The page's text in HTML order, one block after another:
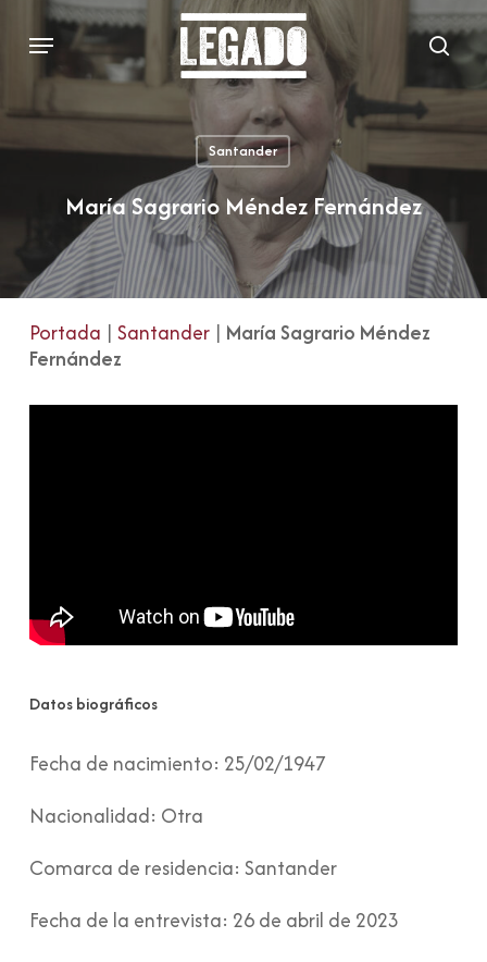
Menu
Santander
María Sagrario Méndez Fernández
Portada | Santander| María Sagrario Méndez
Fernández
Datos biográficos
Fecha de nacimiento: 25/02/1947
Nacionalidad: Otra
Comarca de residencia: Santander
Fecha de la entrevista: 26 de abril de 2023